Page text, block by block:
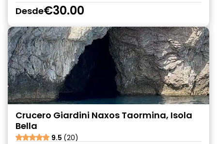
Desde€30.00
Crucero Giardini Naxos Taormina, Isola
Bella
9.5 (20)